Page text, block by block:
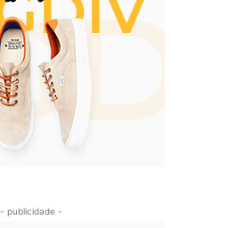
- publicidade -